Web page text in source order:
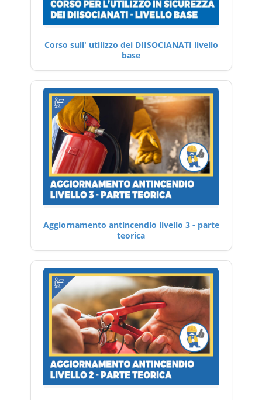
Corso sull' utilizzo dei DIISOCIANATI livello
base
Aggiornamento antincendio livello 3 - parte
teorica